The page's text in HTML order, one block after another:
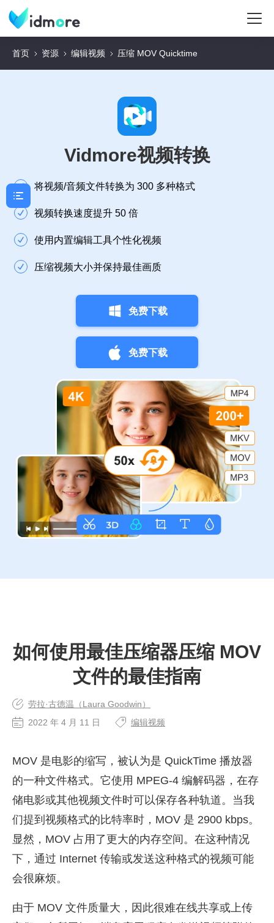
首页 资源 编辑视频 压缩 MOV Quicktime
Vidmore视频转换
将视频/音频文件转换为 300 多种格式
视频转换速度提升 50 倍
使用内置编辑工具个性化视频
压缩视频大小并保持最佳画质
免费下载
免费下载
如何使用最佳压缩器压缩 MOV
文件的最佳指南
劳拉·古德温（Laura Goodwin）
2022 年 4 月 11 日
编辑视频
MOV 是电影的缩写，被认为是 QuickTime 播放器
的一种文件格式。它使用 MPEG-4 编解码器，在存
储电影或其他视频文件时可以保存各种轨道。当我
们提到视频格式的比特率时，MOV 是 2900 kbps。
显然，MOV 占用了更大的内存空间。在这种情况
下，通过 Internet 传输或发送这种格式的视频可能
会很麻烦。
由于 MOV 文件质量大，因此很难在线共享或上传